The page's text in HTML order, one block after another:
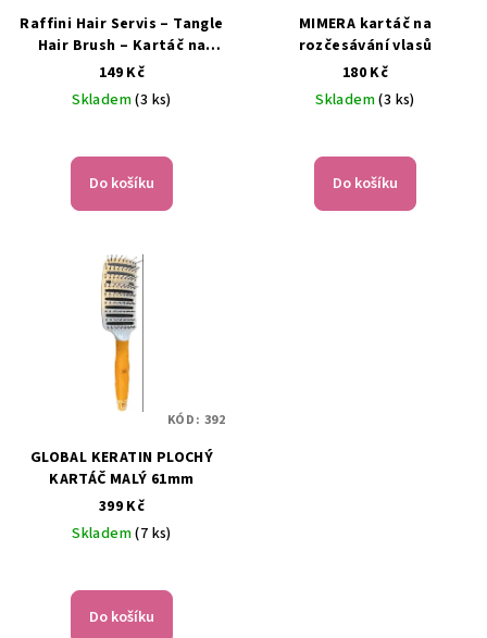
Raffini Hair Servis – Tangle
Hair Brush – Kartáč na
vlasy
149 Kč
Skladem(3 ks)
Do košíku
MIMERA kartáč na
rozčesávání vlasů
180 Kč
Skladem(3 ks)
Do košíku
GLOBAL KERATIN PLOCHÝ
KARTÁČ MALÝ 61mm
399 Kč
Skladem(7 ks)
Do košíku
KÓD: 392